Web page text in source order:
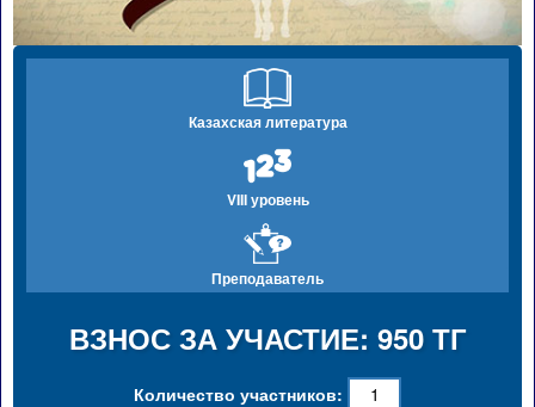
Казахская литература
VIII уровень
Преподаватель
ВЗНОС ЗА УЧАСТИЕ: 950 ТГ
Количество участников: